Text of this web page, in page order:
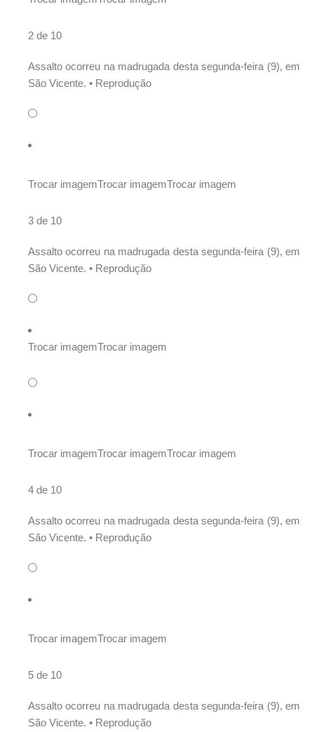
2 de 10
Assalto ocorreu na madrugada desta segunda-feira (9), em
São Vicente. • Reprodução
Trocar imagemTrocar imagemTrocar imagem
3 de 10
Assalto ocorreu na madrugada desta segunda-feira (9), em
São Vicente. • Reprodução
Trocar imagemTrocar imagem
Trocar imagemTrocar imagemTrocar imagem
4 de 10
Assalto ocorreu na madrugada desta segunda-feira (9), em
São Vicente. • Reprodução
Trocar imagemTrocar imagem
5 de 10
Assalto ocorreu na madrugada desta segunda-feira (9), em
São Vicente. • Reprodução